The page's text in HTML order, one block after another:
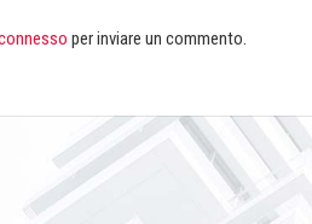
per inviare un commento.